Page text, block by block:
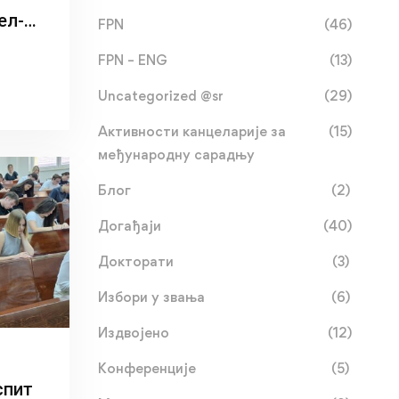
FPN (46)
FPN – ENG (13)
Uncategorized @sr (29)
Активности канцеларије за
међународну сарадњу
(15)
Блог (2)
Догађаји (40)
Докторати (3)
Избори у звања (6)
Издвојено (12)
Конференције (5)